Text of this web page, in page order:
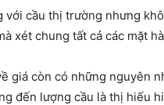
với cầu thị trường nhưng
xét chung tất cả các mặt
giá còn có những nguyên
đến lượng cầu là thị hiếu